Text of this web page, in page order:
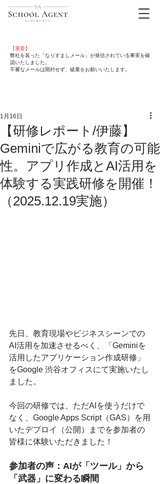
【重要】
弊社を装った「なりすましメール」が発信されている事実を確
認いたしました。
不審なメールは開封せず、破棄をお願いいたします。
【研修レポート/伊藤】
Geminiで広がる教育の可能
性。アプリ作成とAI活用を
体験する実践研修を開催！
（2025.12.19実施）
1月16日
先日、教育現場やビジネスシーンでの
AI活用を加速させるべく、「Geminiを
活用したアプリケーション作成研修」
をGoogle 渋谷オフィスにて実施いたし
ました。
今回の研修では、ただAIを使うだけで
なく、Google Apps Script（GAS）を用
いたデプロイ（公開）までを参加者の
皆様に体験いただきました！
参加者の声：AIが「ツール」から
「武器」に変わる瞬間